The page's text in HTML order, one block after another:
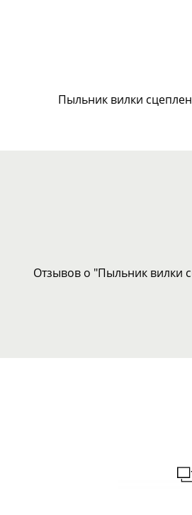
Пыльник вилки
Отзывов о "Пыльник вилки